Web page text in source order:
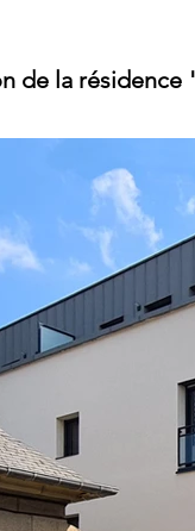
de la résidence